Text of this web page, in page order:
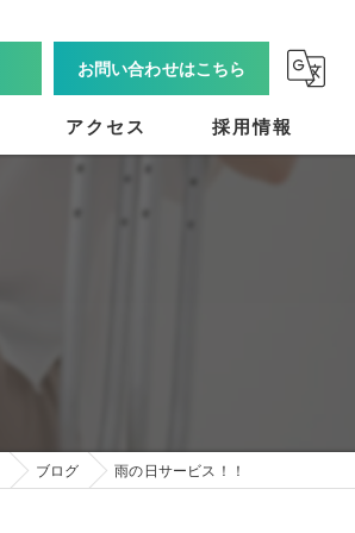
お問い合わせはこちら
アクセス 採用情報
ブログ 雨の日サービス！！